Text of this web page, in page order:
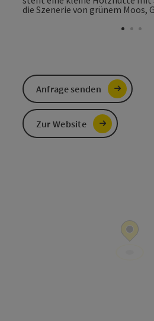
Anfrage senden
Zur Website